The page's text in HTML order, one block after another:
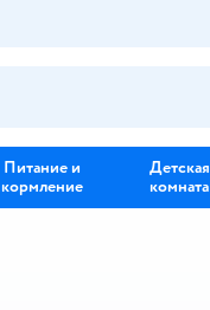
Питание и
кормление
Детская
комната